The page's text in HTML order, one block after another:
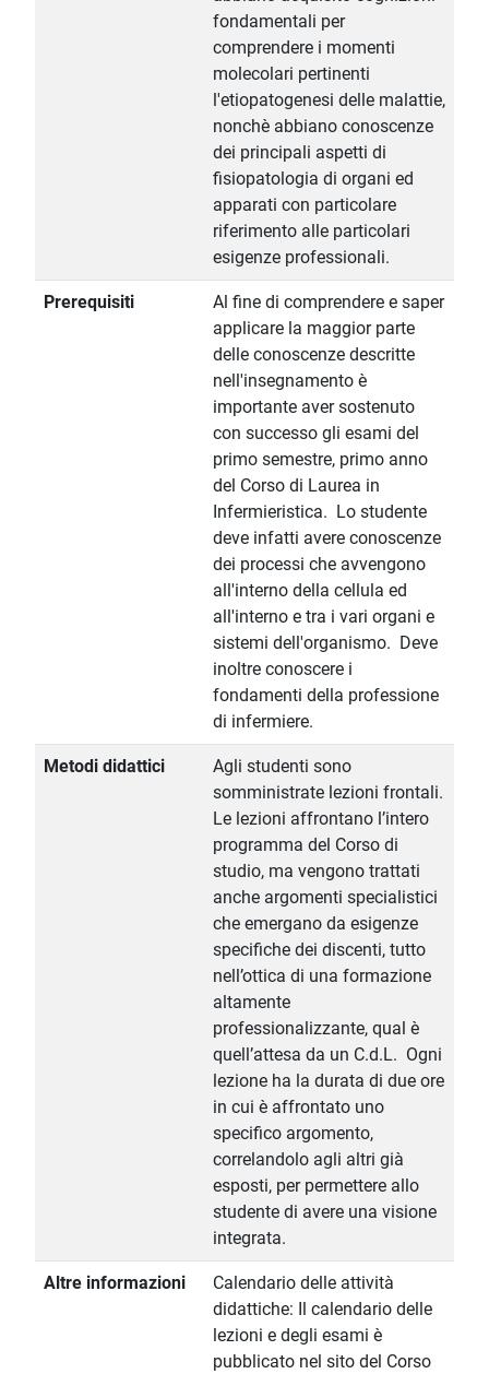
fondamentali per
comprendere i momenti
molecolari pertinenti
l'etiopatogenesi delle malattie,
nonchè abbiano conoscenze
dei principali aspetti di
fisiopatologia di organi ed
apparati con particolare
riferimento alle particolari
esigenze professionali.
Prerequisiti
Al fine di comprendere e saper
applicare la maggior parte
delle conoscenze descritte
nell'insegnamento è
importante aver sostenuto
con successo gli esami del
primo semestre, primo anno
del Corso di Laurea in
Infermieristica. Lo studente
deve infatti avere conoscenze
dei processi che avvengono
all'interno della cellula ed
all'interno e tra i vari organi e
sistemi dell'organismo. Deve
inoltre conoscere i
fondamenti della professione
di infermiere.
Metodi didattici
Agli studenti sono
somministrate lezioni frontali.
Le lezioni affrontano l’intero
programma del Corso di
studio, ma vengono trattati
anche argomenti specialistici
che emergano da esigenze
specifiche dei discenti, tutto
nell’ottica di una formazione
altamente
professionalizzante, qual è
quell’attesa da un C.d.L. Ogni
lezione ha la durata di due ore
in cui è affrontato uno
specifico argomento,
correlandolo agli altri già
esposti, per permettere allo
studente di avere una visione
integrata.
Altre informazioni
Calendario delle attività
didattiche: Il calendario delle
lezioni e degli esami è
pubblicato nel sito del Corso